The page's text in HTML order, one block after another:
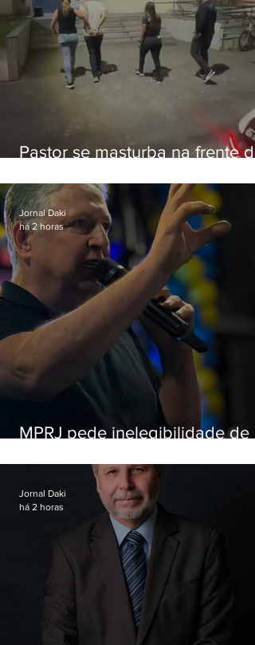
Pastor se masturba na frente de
MPRJ pede inelegibilidade de
Jornal Daki
há 2 horas
Jornal Daki
há 2 horas